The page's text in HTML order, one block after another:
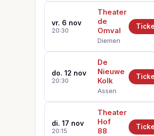
vr. 6 nov
20:30
Theater
de
Omval
Diemen
do. 12 nov
20:30
De
Nieuwe
Kolk
Assen
di. 17 nov
20:15
Theater
Hof
88